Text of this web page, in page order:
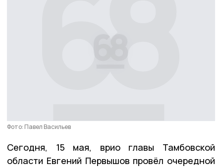
Фото: Павел Васильев
Сегодня, 15 мая, врио главы Тамбовской
области Евгений Первышов провёл очередной